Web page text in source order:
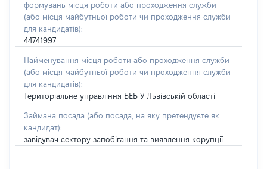
формувань місця роботи або проходження служби
(або місця майбутньої роботи чи проходження служби
для кандидатів):
44741997
Найменування місця роботи або проходження служби
(або місця майбутньої роботи чи проходження служби
для кандидатів):
Територіальне управління БЕБ У Львівській області
Займана посада (або посада, на яку претендуєте як
кандидат):
завідувач сектору запобігання та виявлення корупції